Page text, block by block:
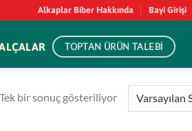
Alkaplar Biber Hakkında Bayi Girişi
TOPTAN ÜRÜN TALEBİ
Tek bir sonuç gösteriliyor